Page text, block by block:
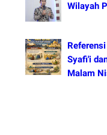
Wilayah
Syafi'i
Malam